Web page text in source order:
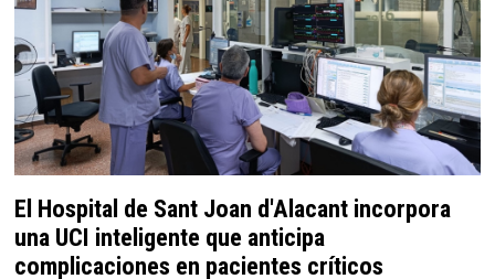
El Hospital de Sant Joan d'Alacant incorpora
una UCI inteligente que anticipa
complicaciones en pacientes críticos